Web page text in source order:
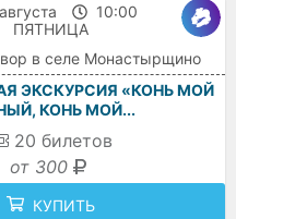
10:00
ПЯТНИЦА
в селе Монастырщино
ЭКСКУРСИЯ «КОНЬ МОЙ
КОНЬ МОЙ...
20 билетов
от 300
КУПИТЬ